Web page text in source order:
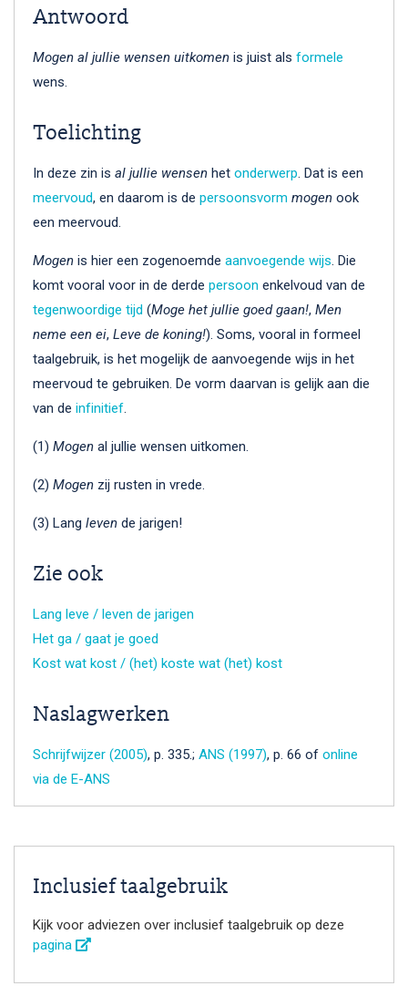
Antwoord
Mogen al jullie wensen uitkomen is juist als formele
wens.
Toelichting
In deze zin is al jullie wensen het onderwerp. Dat is een
meervoud, en daarom is de persoonsvorm mogen ook
een meervoud.
Mogen is hier een zogenoemde aanvoegende wijs. Die
komt vooral voor in de derde persoon enkelvoud van de
tegenwoordige tijd (Moge het jullie goed gaan!, Men
neme een ei, Leve de koning!). Soms, vooral in formeel
taalgebruik, is het mogelijk de aanvoegende wijs in het
meervoud te gebruiken. De vorm daarvan is gelijk aan die
van de infinitief.
(1) Mogen al jullie wensen uitkomen.
(2) Mogen zij rusten in vrede.
(3) Lang leven de jarigen!
Zie ook
Lang leve / leven de jarigen
Het ga / gaat je goed
Kost wat kost / (het) koste wat (het) kost
Naslagwerken
Schrijfwijzer (2005), p. 335.; ANS (1997), p. 66 of online
via de E-ANS
Inclusief taalgebruik
Kijk voor adviezen over inclusief taalgebruik op deze
pagina